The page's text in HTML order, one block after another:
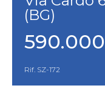
(BG)
Rif. SZ-172